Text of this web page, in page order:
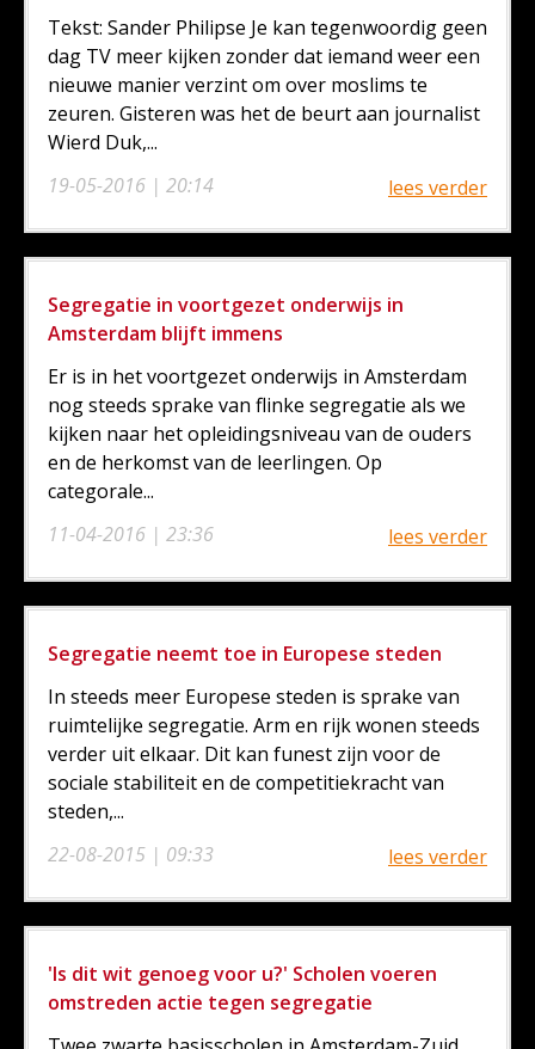
19-05-2016 | 20:14
Tekst: Sander Philipse Je kan tegenwoordig geen
dag TV meer kijken zonder dat iemand weer een
nieuwe manier verzint om over moslims te
zeuren. Gisteren was het de beurt aan journalist
Wierd Duk,...
lees verder
Segregatie in voortgezet onderwijs in
Amsterdam blijft immens
11-04-2016 | 23:36
Er is in het voortgezet onderwijs in Amsterdam
nog steeds sprake van flinke segregatie als we
kijken naar het opleidingsniveau van de ouders
en de herkomst van de leerlingen. Op
categorale...
lees verder
Segregatie neemt toe in Europese steden
22-08-2015 | 09:33
In steeds meer Europese steden is sprake van
ruimtelijke segregatie. Arm en rijk wonen steeds
verder uit elkaar. Dit kan funest zijn voor de
sociale stabiliteit en de competitiekracht van
steden,...
lees verder
'Is dit wit genoeg voor u?' Scholen voeren
omstreden actie tegen segregatie